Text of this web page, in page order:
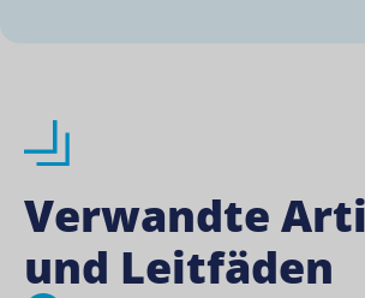
Verwandte
und Leitfäden